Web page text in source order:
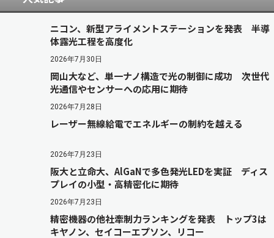
ニコン、新型アライメントステーションを発表 半導
体露光工程を高度化
2026年7月30日
岡山大など、単一ナノ構造で光の制御に成功 次世代
光通信やセンサーへの応用に期待
2026年7月28日
レーザー無線給電でエネルギーの制約を越える
2026年7月23日
阪大と立命大、AlGaNで多色発光LEDを実証 ディス
プレイの小型・高精密化に期待
2026年7月23日
精密機器の他社牽制力ランキングを発表 トップ3は
キヤノン、セイコーエプソン、リコー